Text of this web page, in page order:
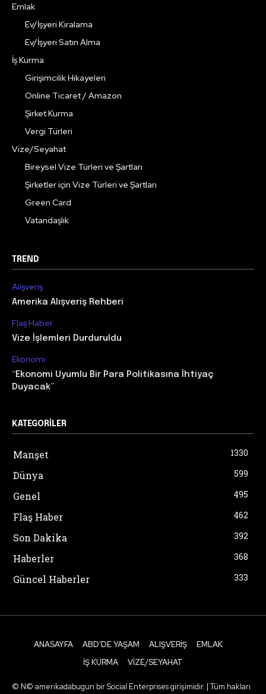
Emlak
Ev/İşyeri Kiralama
Ev/İşyeri Satın Alma
İş Kurma
Girişimcilik Hikayeleri
Online Ticaret / Amazon
Şirket Kurma
Vergi Türleri
Vize/Seyahat
Bireysel Vize Türleri ve Şartları
Şirketler için Vize Türleri ve Şartları
Green Card
Vatandaşlık
TREND
Alışveriş
Amerika Alışveriş Rehberi
Flaş Haber
Vize İşlemleri Durduruldu
Ekonomi
“Ekonomi Uyumlu Bir Para Politikasına İhtiyaç
Duyacak”
KATEGORILER
Manşet 1330
Dünya 599
Genel 495
Flaş Haber 462
Son Dakika 392
Haberler 368
Güncel Haberler 333
ANASAYFA ABD’DE YAŞAM ALIŞVERIŞ
EMLAK
İŞ KURMA
VIZE/SEYAHAT
© N© amerikadabugun bir Social Enterprises girişimidir. | Tüm hakları